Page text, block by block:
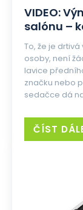
VIDEO:
salónu –
To, že je
osoby, není
lavice
značku nebo
sedačce dá
ČÍST